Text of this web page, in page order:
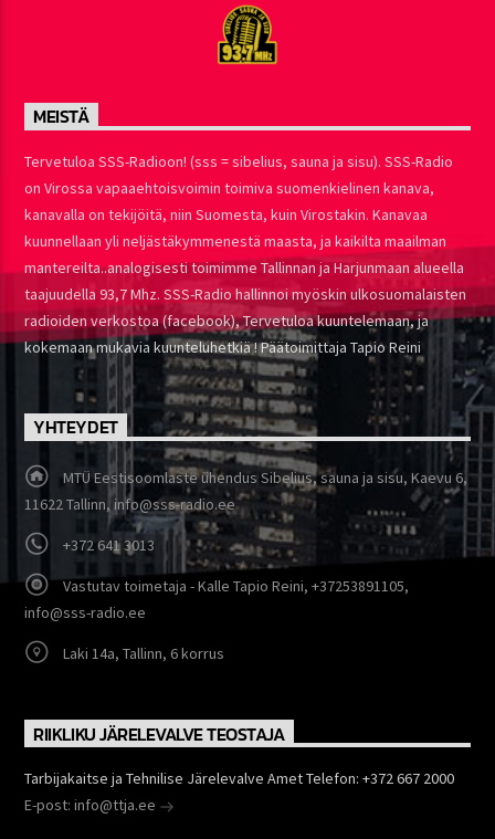
MEISTÄ
Tervetuloa SSS-Radioon! (sss = sibelius, sauna ja sisu). SSS-Radio
on Virossa vapaaehtoisvoimin toimiva suomenkielinen kanava,
kanavalla on tekijöitä, niin Suomesta, kuin Virostakin. Kanavaa
kuunnellaan yli neljästäkymmenestä maasta, ja kaikilta maailman
mantereilta..analogisesti toimimme Tallinnan ja Harjunmaan alueella
taajuudella 93,7 Mhz. SSS-Radio hallinnoi myöskin ulkosuomalaisten
radioiden verkostoa (facebook), Tervetuloa kuuntelemaan, ja
kokemaan mukavia kuunteluhetkiä ! Päätoimittaja Tapio Reini
YHTEYDET
MTÜ Eestisoomlaste ühendus Sibelius, sauna ja sisu, Kaevu 6,
11622 Tallinn, info@sss-radio.ee
+372 641 3013
Vastutav toimetaja - Kalle Tapio Reini, +37253891105,
info@sss-radio.ee
Laki 14a, Tallinn, 6 korrus
RIIKLIKU JÄRELEVALVE TEOSTAJA
Tarbijakaitse ja Tehnilise Järelevalve Amet Telefon: +372 667 2000
E-post: info@ttja.ee